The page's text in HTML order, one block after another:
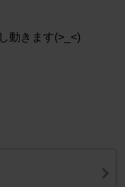
動きます(>_<)